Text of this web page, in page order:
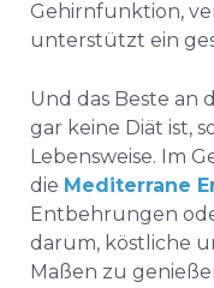
Gehirnfunktion,
unterstützt ein
Und das Beste an
gar keine Diät ist,
Lebensweise. Im
die Mediterrane
Entbehrungen
darum, köstliche
Maßen zu